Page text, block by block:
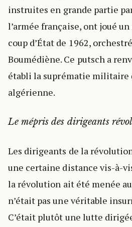
instruites en grande partie
l’armée française, ont joué
coup d’État de 1962,
Boumédiène. Ce putsch a
établi la suprématie militaire
algérienne.
Le mépris des dirigeants
Les dirigeants de la
une certaine distance vis-à-
la révolution ait été menée
n’était pas une véritable
C’était plutôt une lutte